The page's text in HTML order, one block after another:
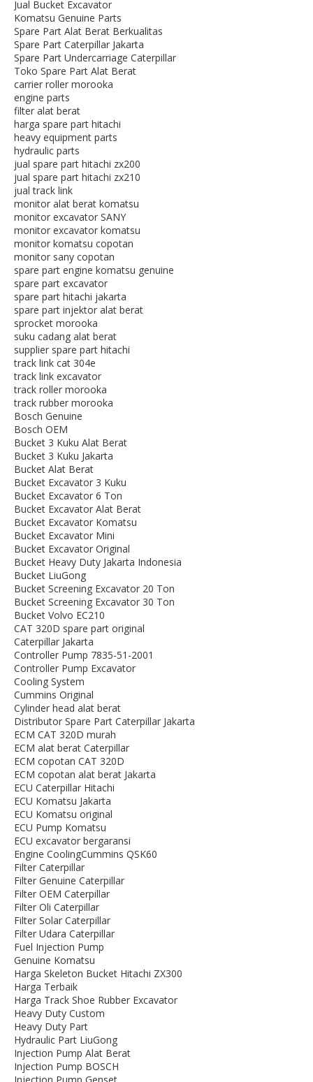
Jual Bucket Excavator
Komatsu Genuine Parts
Spare Part Alat Berat Berkualitas
Spare Part Caterpillar Jakarta
Spare Part Undercarriage Caterpillar
Toko Spare Part Alat Berat
carrier roller morooka
engine parts
filter alat berat
harga spare part hitachi
heavy equipment parts
hydraulic parts
jual spare part hitachi zx200
jual spare part hitachi zx210
jual track link
monitor alat berat komatsu
monitor excavator SANY
monitor excavator komatsu
monitor komatsu copotan
monitor sany copotan
spare part engine komatsu genuine
spare part excavator
spare part hitachi jakarta
spare part injektor alat berat
sprocket morooka
suku cadang alat berat
supplier spare part hitachi
track link cat 304e
track link excavator
track roller morooka
track rubber morooka
Bosch Genuine
Bosch OEM
Bucket 3 Kuku Alat Berat
Bucket 3 Kuku Jakarta
Bucket Alat Berat
Bucket Excavator 3 Kuku
Bucket Excavator 6 Ton
Bucket Excavator Alat Berat
Bucket Excavator Komatsu
Bucket Excavator Mini
Bucket Excavator Original
Bucket Heavy Duty Jakarta Indonesia
Bucket LiuGong
Bucket Screening Excavator 20 Ton
Bucket Screening Excavator 30 Ton
Bucket Volvo EC210
CAT 320D spare part original
Caterpillar Jakarta
Controller Pump 7835-51-2001
Controller Pump Excavator
Cooling System
Cummins Original
Cylinder head alat berat
Distributor Spare Part Caterpillar Jakarta
ECM CAT 320D murah
ECM alat berat Caterpillar
ECM copotan CAT 320D
ECM copotan alat berat Jakarta
ECU Caterpillar Hitachi
ECU Komatsu Jakarta
ECU Komatsu original
ECU Pump Komatsu
ECU excavator bergaransi
Engine CoolingCummins QSK60
Filter Caterpillar
Filter Genuine Caterpillar
Filter OEM Caterpillar
Filter Oli Caterpillar
Filter Solar Caterpillar
Filter Udara Caterpillar
Fuel Injection Pump
Genuine Komatsu
Harga Skeleton Bucket Hitachi ZX300
Harga Terbaik
Harga Track Shoe Rubber Excavator
Heavy Duty Custom
Heavy Duty Part
Hydraulic Part LiuGong
Injection Pump Alat Berat
Injection Pump BOSCH